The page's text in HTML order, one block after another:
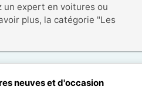
un expert en voitures ou
plus, la catégorie "Les
neuves et d'occasion